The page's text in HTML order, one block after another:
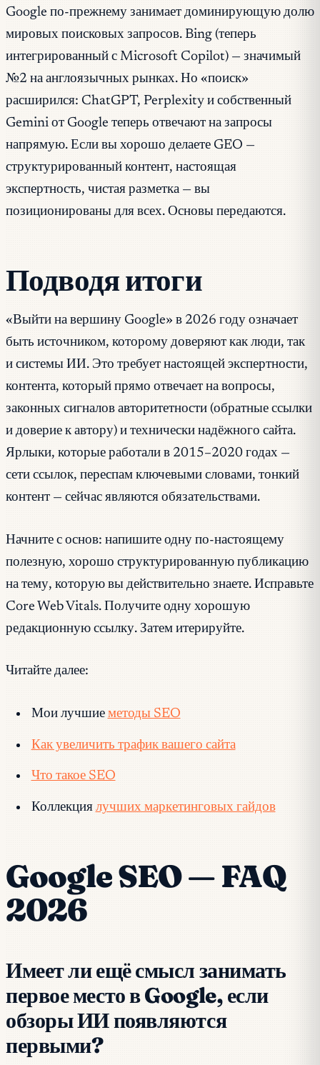
Google по-прежнему занимает доминирующую долю
мировых поисковых запросов. Bing (теперь
интегрированный с Microsoft Copilot) — значимый
№2 на англоязычных рынках. Но «поиск»
расширился: ChatGPT, Perplexity и собственный
Gemini от Google теперь отвечают на запросы
напрямую. Если вы хорошо делаете GEO —
структурированный контент, настоящая
экспертность, чистая разметка — вы
позиционированы для всех. Основы передаются.
Подводя итоги
«Выйти на вершину Google» в 2026 году означает
быть источником, которому доверяют как люди, так
и системы ИИ. Это требует настоящей экспертности,
контента, который прямо отвечает на вопросы,
законных сигналов авторитетности (обратные ссылки
и доверие к автору) и технически надёжного сайта.
Ярлыки, которые работали в 2015–2020 годах —
сети ссылок, переспам ключевыми словами, тонкий
контент — сейчас являются обязательствами.
Начните с основ: напишите одну по-настоящему
полезную, хорошо структурированную публикацию
на тему, которую вы действительно знаете. Исправьте
Core Web Vitals. Получите одну хорошую
редакционную ссылку. Затем итерируйте.
Читайте далее:
Мои лучшие методы SEO
Как увеличить трафик вашего сайта
Что такое SEO
Коллекция лучших маркетинговых гайдов
Google SEO — FAQ
2026
Имеет ли ещё смысл занимать
первое место в Google, если
обзоры ИИ появляются
первыми?